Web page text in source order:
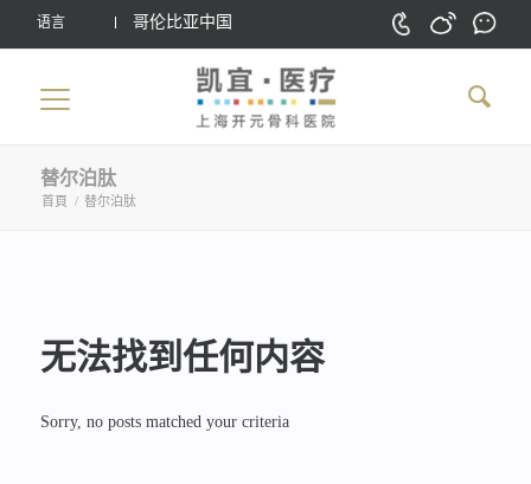
语言 哥伦比亚中国
替尔泊肽
首頁 / 替尔泊肽
无法找到任何内容
Sorry, no posts matched your criteria